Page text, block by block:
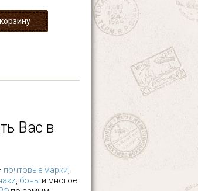
Вас в
почтовые марки
боны и многое